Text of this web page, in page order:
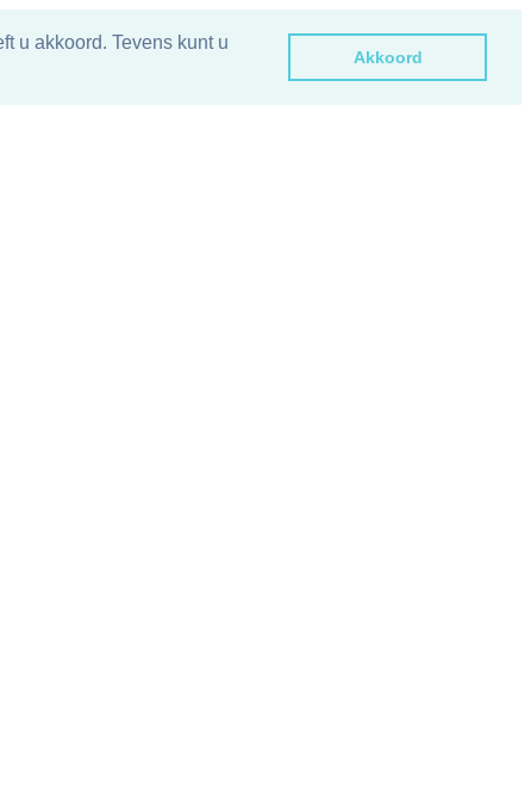
u akkoord. Tevens kunt u
Akkoord